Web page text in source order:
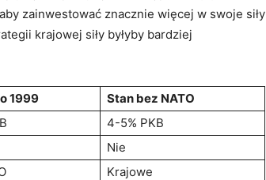
zainwestować znacznie więcej w swoje siły
krajowej siły byłyby bardziej
1999
Stan ⁣bez NATO
4-5% PKB
Nie
Krajowe